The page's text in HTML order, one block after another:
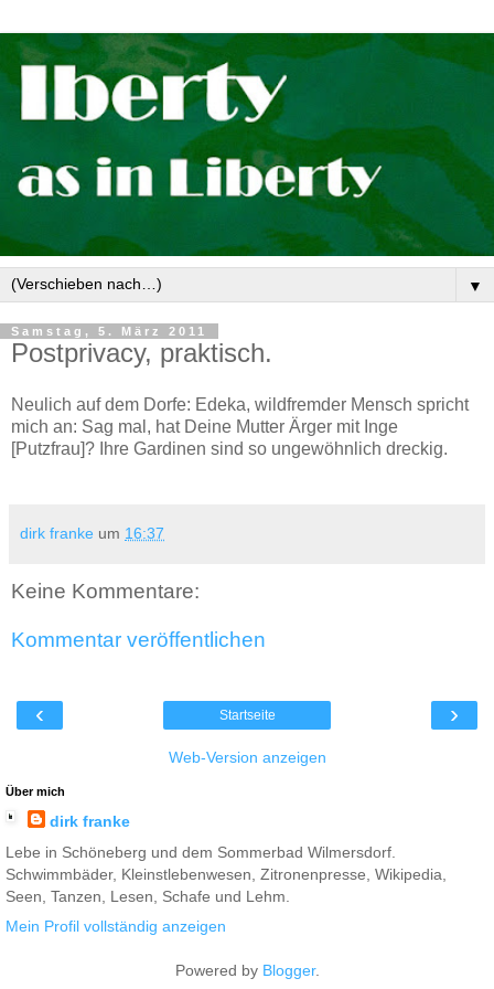
▼
Samstag, 5. März 2011
Postprivacy, praktisch.
Neulich auf dem Dorfe: Edeka, wildfremder Mensch spricht
mich an: Sag mal, hat Deine Mutter Ärger mit Inge
[Putzfrau]? Ihre Gardinen sind so ungewöhnlich dreckig.
dirk franke um 16:37
Keine Kommentare:
Kommentar veröffentlichen
‹ ›
Startseite
Web-Version anzeigen
Über mich
dirk franke
Lebe in Schöneberg und dem Sommerbad Wilmersdorf.
Schwimmbäder, Kleinstlebenwesen, Zitronenpresse, Wikipedia,
Seen, Tanzen, Lesen, Schafe und Lehm.
Mein Profil vollständig anzeigen
Powered by Blogger.